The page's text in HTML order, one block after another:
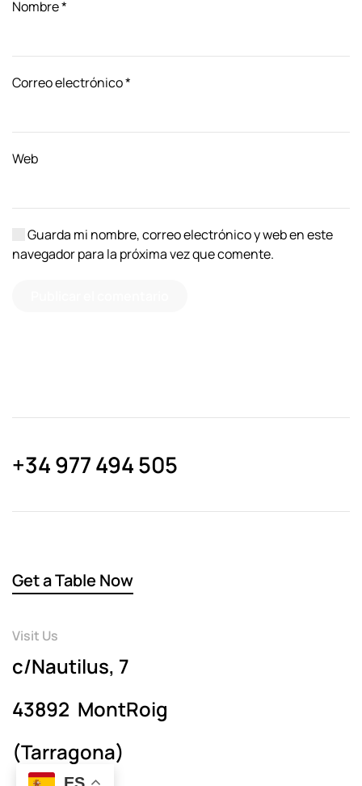
Nombre*
Correo electrónico*
Web
Guarda mi nombre, correo electrónico y web en este
navegador para la próxima vez que comente.
+34 977 494 505
Get a Table Now
Visit Us
c/Nautilus, 7
43892 MontRoig
(Tarragona)